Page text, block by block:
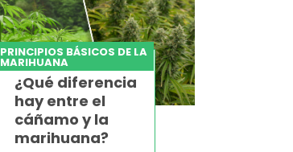
PRINCIPIOS BÁSICOS DE LA
MARIHUANA
¿Qué diferencia
hay entre el
cáñamo y la
marihuana?